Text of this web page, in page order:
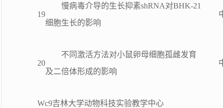
19
慢病毒介导的生长抑素shRNA对BHK-21
细胞生长的影响
20
不同激活方法对小鼠卵母细胞孤雌发育
及二倍体形成的影响
Wc9吉林大学动物科技实验教学中心